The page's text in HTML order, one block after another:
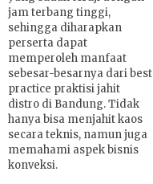
jam terbang tinggi,
sehingga diharapkan
perserta dapat
memperoleh manfaat
sebesar-besarnya dari best
practice praktisi jahit
distro di Bandung. Tidak
hanya bisa menjahit kaos
secara teknis, namun juga
memahami aspek bisnis
konveksi.